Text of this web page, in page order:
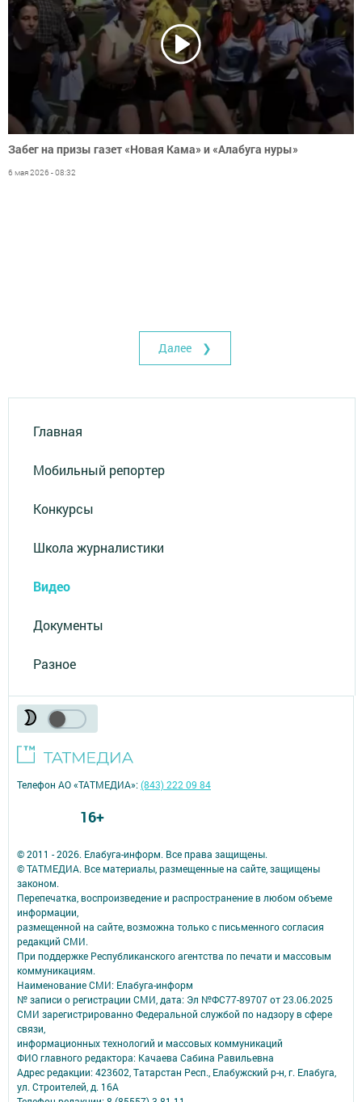
Забег на призы газет «Новая Кама» и «Алабуга нуры»
6 мая 2026 - 08:32
Далее ❯
Главная
Мобильный репортер
Конкурсы
Школа журналистики
Видео
Документы
Разное
© 2011 - 2026. Елабуга-информ. Все права защищены.
© ТАТМЕДИА. Все материалы, размещенные на сайте, защищены
законом.
Перепечатка, воспроизведение и распространение в любом объеме
информации,
размещенной на сайте, возможна только с письменного согласия
редакций СМИ.
При поддержке Республиканского агентства по печати и массовым
коммуникациям.
Наименование СМИ: Елабуга-информ
№ записи о регистрации СМИ, дата: Эл №ФС77-89707 от 23.06.2025
СМИ зарегистрированно Федеральной службой по надзору в сфере
связи,
информационных технологий и массовых коммуникаций
ФИО главного редактора: Качаева Сабина Равильевна
Адрес редакции: 423602, Татарстан Респ., Елабужский р-н, г. Елабуга,
ул. Строителей, д. 16А
Телефон АО «ТАТМЕДИА»:(843) 222 09 84
16+